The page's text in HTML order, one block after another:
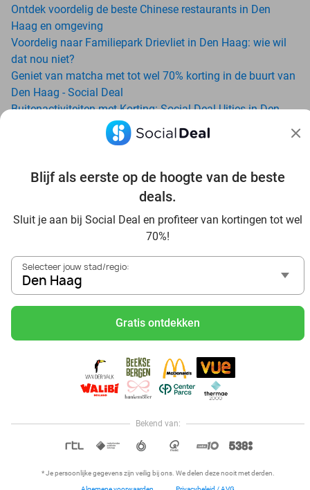
Blijf als eerste op de hoogte van de beste
deals.
Sluit je aan bij Social Deal en profiteer van kortingen tot wel
70%!
Selecteer jouw stad/regio:
Den Haag
Gratis ontdekken
Bekend van:
* Je persoonlijke gegevens zijn veilig bij ons. We delen deze nooit met derden.
Ontdek voordelig de beste Chinese restaurants in Den
Haag en omgeving
Voordelig naar Familiepark Drievliet in Den Haag: wie wil
dat nou niet?
Geniet van matcha met tot wel 70% korting in de buurt van
Den Haag - Social Deal
Buitenactiviteiten met Korting: Social Deal Uitjes in Den
Ga voordelig de padelbaan op met Social Deal in de buurt
Geniet van je vakantie in Den Haag in Nederland met
Ervaar de kwaliteit van het Van der Valk hotel in Den Haag
Voordelig genieten bij Sunparks met korting vanuit Den
Haag
Met hoge korting naar de zonnebank in Den Haag
Skiën met korting in Den Haag? Ontdek de leukste
skihallen en indoor skibanen
Schaatsen in Den Haag en omgeving
Holiday on Ice tickets met korting in Den Haag
Social Deal voordeelshop: ah, zoveel mooie deals in regio